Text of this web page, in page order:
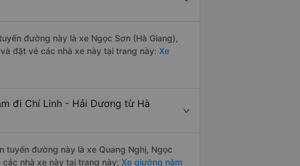
đường này là xe Ngọc Sơn (Hà Giang),
đặt vé các nhà xe này tại trang này: Xe
đi Chí Linh - Hải Dương từ Hà
tuyến đường này là xe Quang Nghị, Ngọc
nhà xe này tại trang này: Xe giường nằm